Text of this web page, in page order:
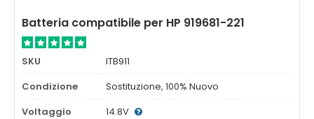
Batteria compatibile per HP 919681-221
SKU
ITB911
Condizione
Sostituzione, 100% Nuovo
Voltaggio
14.8V